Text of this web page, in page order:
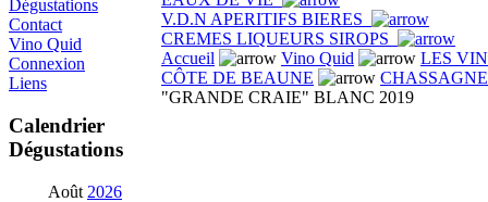
Dégustations
Contact
Vino Quid
Connexion
Liens
Calendrier
Dégustations
Août 2026
V.D.N APERITIFS BIERES
CREMES LIQUEURS SIROPS
Accueil
Vino Quid
LES
CÔTE DE BEAUNE
"GRANDE CRAIE" BLANC 2019